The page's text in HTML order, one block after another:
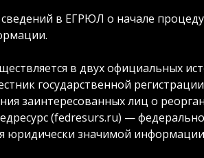
сведений в ЕГРЮЛ о начале
в двух официальных
государственной
заинтересованных лиц о
(fedresurs.ru) —
юридически значимой